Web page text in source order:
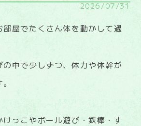
2026/07/31
屋でたくさん体を動かして過
中で少しずつ、体力や体幹が
っこやボール遊び・鉄棒・す